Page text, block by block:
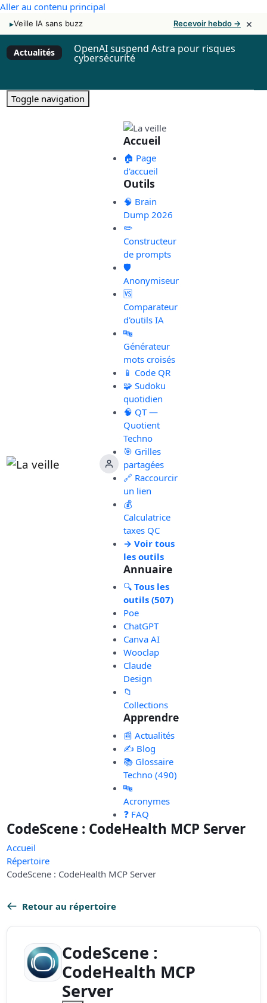
Aller au contenu principal
▸Veille IA sans buzz Recevoir hebdo → ×
Actualités OpenAI suspend Astra pour risques
cybersécurité
Toggle navigation
Accueil
🏠 Page
d'accueil
Outils
🧠 Brain
Dump 2026
✏️
Constructeur
de prompts
🛡️
Anonymiseur
🆚
Comparateur
d'outils IA
🔤
Générateur
mots croisés
📱 Code QR
🧩 Sudoku
quotidien
🧠 QT —
Quotient
Techno
🎯 Grilles
partagées
🔗 Raccourcir
un lien
💰
Calculatrice
taxes QC
→ Voir tous
les outils
Annuaire
🔍 Tous les
outils (507)
Poe
ChatGPT
Canva AI
Wooclap
Claude
Design
📁
Collections
Apprendre
📰 Actualités
✍️ Blog
📚 Glossaire
Techno (490)
🔤
Acronymes
❓ FAQ
CodeScene : CodeHealth MCP Server
Accueil
Répertoire
CodeScene : CodeHealth MCP Server
Retour au répertoire
CodeScene :
CodeHealth MCP
Server